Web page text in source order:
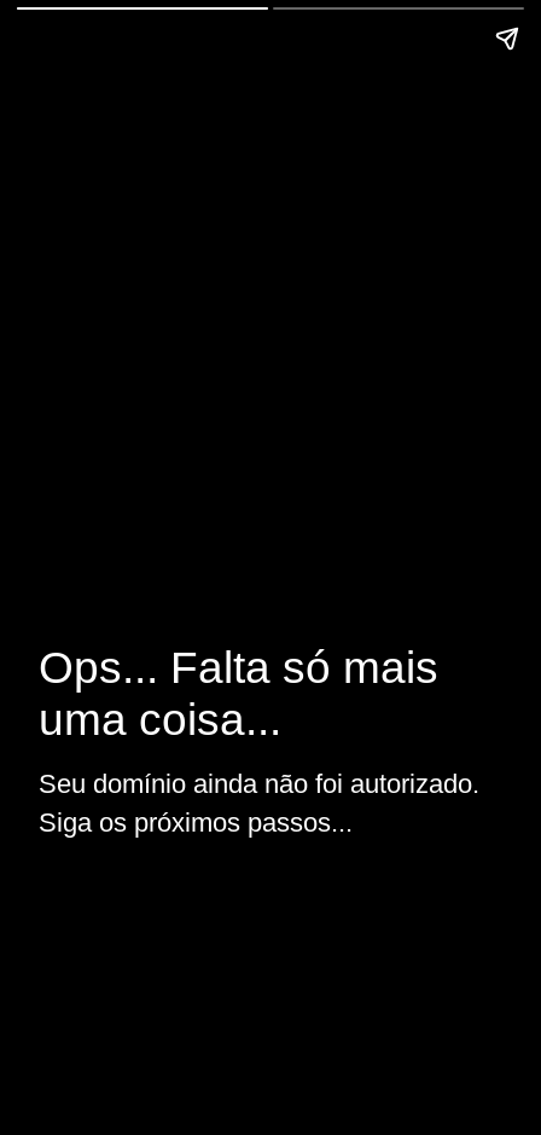
Ops... Falta só mais
uma coisa...
Seu domínio ainda não foi autorizado.
Siga os próximos passos...